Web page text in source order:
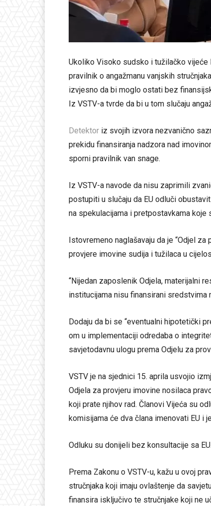
Ukoliko Visoko sudsko i tužilačko vijeće
pravilnik o angažmanu vanjskih
izvjesno da bi moglo ostati bez
Iz VSTV-a tvrde da bi u tom slučaju
Detektor iz svojih izvora nezvanično
prekidu finansiranja nadzora nad
sporni pravilnik van snage.
Iz VSTV-a navode da nisu zaprimili
postupiti u slučaju da EU odluči
na spekulacijama i pretpostavkama koje
Istovremeno naglašavaju da je “Odjel
provjere imovine sudija i tužilaca u
“Nijedan zaposlenik Odjela, materijalni
institucijama nisu finansirani sredstvima
Dodaju da bi se “eventualni hipotetički
om u implementaciji odredaba o
savjetodavnu ulogu prema Odjelu za
VSTV je na sjednici 15. aprila usvojio
Odjela za provjeru imovine nosilaca
koji prate njihov rad. Članovi Vijeća su
komisijama će dva člana imenovati EU i
Odluku su donijeli bez konsultacije sa EU.
Prema Zakonu o VSTV-u, kažu u ovoj
stručnjaka koji imaju ovlaštenje da
finansira isključivo te stručnjake koji ne